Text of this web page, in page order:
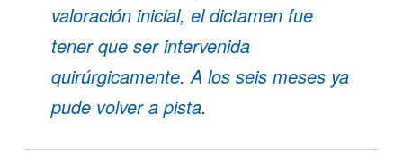
valoración inicial, el dictamen fue
tener que ser intervenida
quirúrgicamente. A los seis meses ya
pude volver a pista.